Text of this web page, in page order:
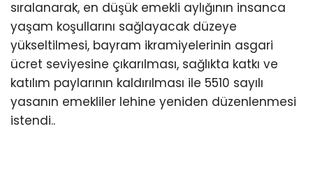
sıralanarak, en düşük emekli aylığının insanca
yaşam koşullarını sağlayacak düzeye
yükseltilmesi, bayram ikramiyelerinin asgari
ücret seviyesine çıkarılması, sağlıkta katkı ve
katılım paylarının kaldırılması ile 5510 sayılı
yasanın emekliler lehine yeniden düzenlenmesi
istendi..